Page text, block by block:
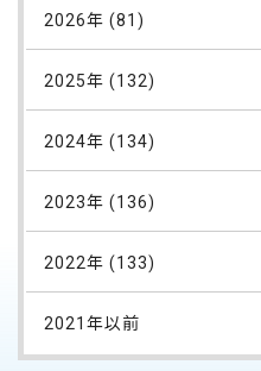
2026年 (81)
2025年 (132)
2024年 (134)
2023年 (136)
2022年 (133)
2021年以前